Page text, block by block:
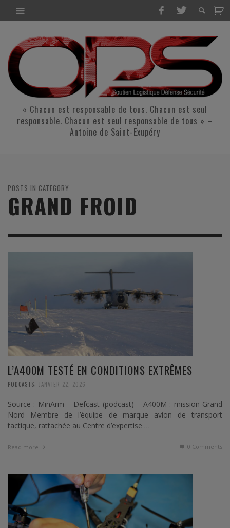
« Chacun est responsable de tous. Chacun est seul
responsable. Chacun est seul responsable de tous » –
Antoine de Saint-Exupéry
POSTS IN CATEGORY
GRAND FROID
L’A400M TESTÉ EN CONDITIONS EXTRÊMES
PODCASTS JANVIER 22, 2026
Source : MinArm – Defcast (podcast) – A400M : mission Grand
Nord Membre de l’équipe de marque avion de transport
tactique, rattachée au Centre d’expertise …
Read more 0 Comments